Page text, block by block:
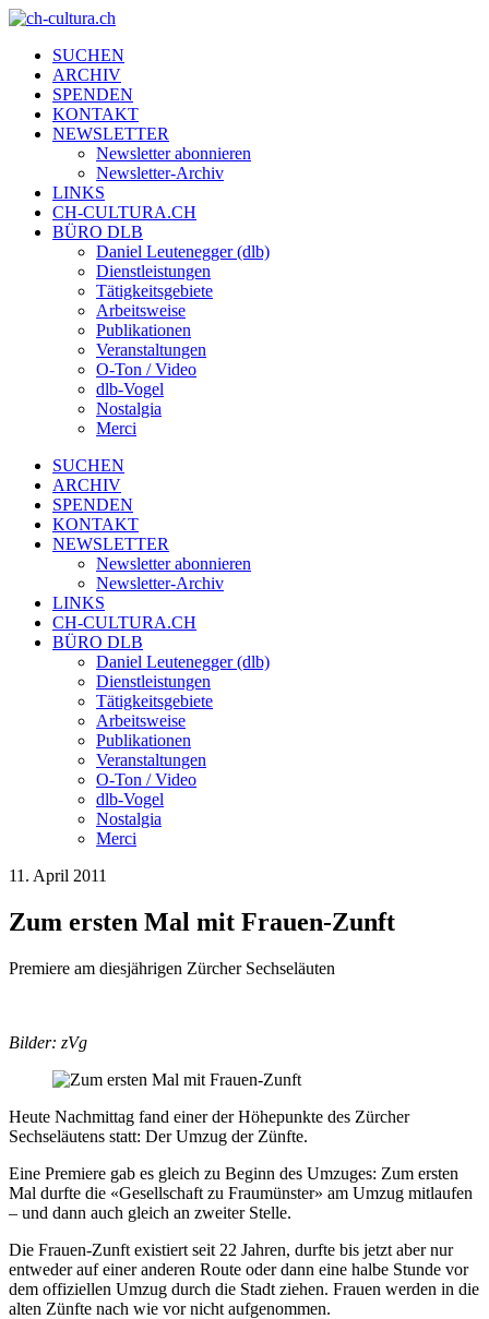
SUCHEN
ARCHIV
SPENDEN
KONTAKT
NEWSLETTER
Newsletter abonnieren
Newsletter-Archiv
LINKS
CH-CULTURA.CH
BÜRO DLB
Daniel Leutenegger (dlb)
Dienstleistungen
Tätigkeitsgebiete
Arbeitsweise
Publikationen
Veranstaltungen
O-Ton / Video
dlb-Vogel
Nostalgia
Merci
SUCHEN
ARCHIV
SPENDEN
KONTAKT
NEWSLETTER
Newsletter abonnieren
Newsletter-Archiv
LINKS
CH-CULTURA.CH
BÜRO DLB
Daniel Leutenegger (dlb)
Dienstleistungen
Tätigkeitsgebiete
Arbeitsweise
Publikationen
Veranstaltungen
O-Ton / Video
dlb-Vogel
Nostalgia
Merci
11. April 2011
Zum ersten Mal mit Frauen-Zunft
Premiere am diesjährigen Zürcher Sechseläuten
Bilder: zVg
Heute Nachmittag fand einer der Höhepunkte des Zürcher
Sechseläutens statt: Der Umzug der Zünfte.
Eine Premiere gab es gleich zu Beginn des Umzuges: Zum ersten
Mal durfte die «Gesellschaft zu Fraumünster» am Umzug mitlaufen
– und dann auch gleich an zweiter Stelle.
Die Frauen-Zunft existiert seit 22 Jahren, durfte bis jetzt aber nur
entweder auf einer anderen Route oder dann eine halbe Stunde vor
dem offiziellen Umzug durch die Stadt ziehen. Frauen werden in die
alten Zünfte nach wie vor nicht aufgenommen.